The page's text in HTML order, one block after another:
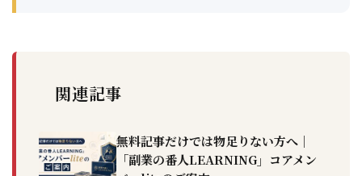
関連記事
無料記事だけでは物足りない方へ｜
「副業の番人LEARNING」コアメン